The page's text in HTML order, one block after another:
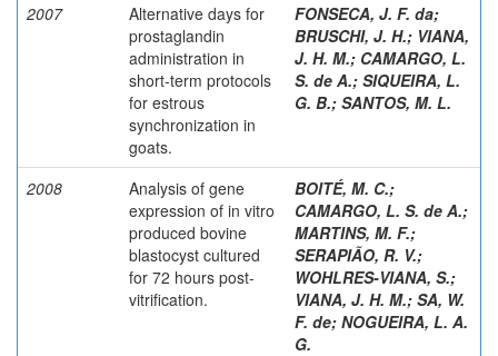
2007
Alternative days for
prostaglandin
administration in
short-term protocols
for estrous
synchronization in
goats.
FONSECA, J. F. da;
BRUSCHI, J. H.; VIANA,
J. H. M.; CAMARGO, L.
S. de A.; SIQUEIRA, L.
G. B.; SANTOS, M. L.
2008
Analysis of gene
expression of in vitro
produced bovine
blastocyst cultured
for 72 hours post-
vitrification.
BOITÉ, M. C.;
CAMARGO, L. S. de A.;
MARTINS, M. F.;
SERAPIÃO, R. V.;
WOHLRES-VIANA, S.;
VIANA, J. H. M.; SA, W.
F. de; NOGUEIRA, L. A.
G.